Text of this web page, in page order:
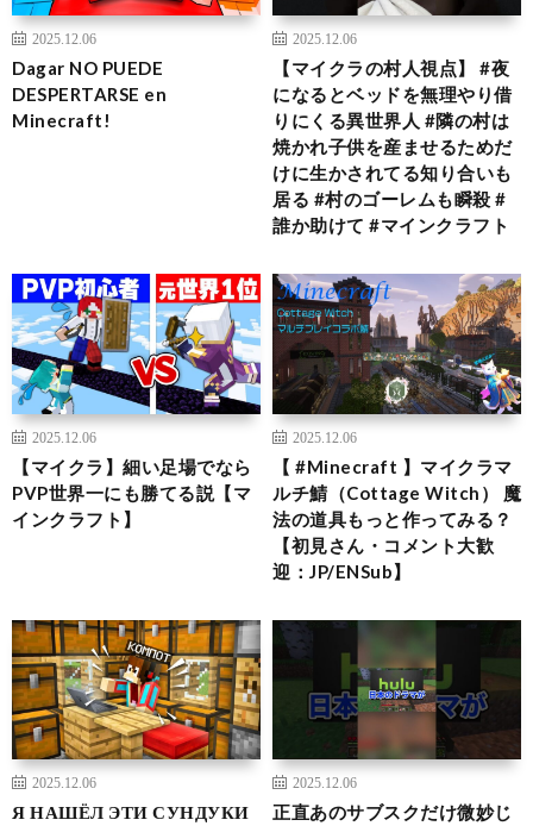
2025.12.06
Dagar NO PUEDE
DESPERTARSE en
Minecraft!
2025.12.06
【マイクラの村人視点】 #夜
になるとベッドを無理やり借
りにくる異世界人 #隣の村は
焼かれ子供を産ませるためだ
けに生かされてる知り合いも
居る #村のゴーレムも瞬殺 #
誰か助けて #マインクラフト
2025.12.06
【マイクラ】細い足場でなら
PVP世界一にも勝てる説【マ
インクラフト】
2025.12.06
【 #Minecraft 】マイクラマ
ルチ鯖（Cottage Witch） 魔
法の道具もっと作ってみる？
【初見さん・コメント大歓
迎：JP/ENSub】
2025.12.06
Я НАШЁЛ ЭТИ СУНДУКИ
2025.12.06
正直あのサブスクだけ微妙じ